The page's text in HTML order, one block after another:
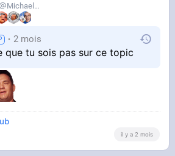
MichaelMann
2 mois
que tu sois pas sur ce topic
il y a 2 mois